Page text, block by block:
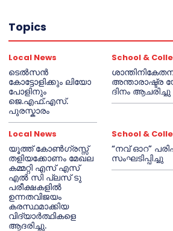
Topics
Local News
ടെൽസൻ
കോട്ടോളിക്കും ലിയോ
പോളിനും
ജെ.എഫ്.എസ്.
പുരസ്കാരം
School &
അന്താരാഷ്ട്ര
ദിനം ആചരിച്ചു
Local News
യൂത്ത് കോൺഗ്രസ്സ്
തളിയക്കോണം മേഖല
കമ്മറ്റി എസ് എസ്
എൽ സി പ്ലസ് ടു
പരീക്ഷകളിൽ
ഉന്നതവിജയം
കരസ്ഥമാക്കിയ
വിദ്യാർത്ഥികളെ
ആദരിച്ചു.
School &
“നവ് ഓറ”
സംഘടിപ്പിച്ചു